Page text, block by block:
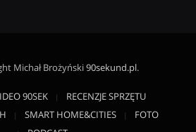
Michał Brożyński90sekund.pl.
90SEK
RECENZJE SPRZĘTU
SMART HOME&CITIES
FOTO